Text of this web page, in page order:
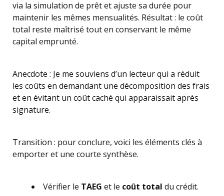
via la simulation de prêt et ajuste sa durée pour
maintenir les mêmes mensualités. Résultat : le coût
total reste maîtrisé tout en conservant le même
capital emprunté.
Anecdote : Je me souviens d’un lecteur qui a réduit
les coûts en demandant une décomposition des frais
et en évitant un coût caché qui apparaissait après
signature.
Transition : pour conclure, voici les éléments clés à
emporter et une courte synthèse.
Vérifier le TAEG et le coût total du crédit.